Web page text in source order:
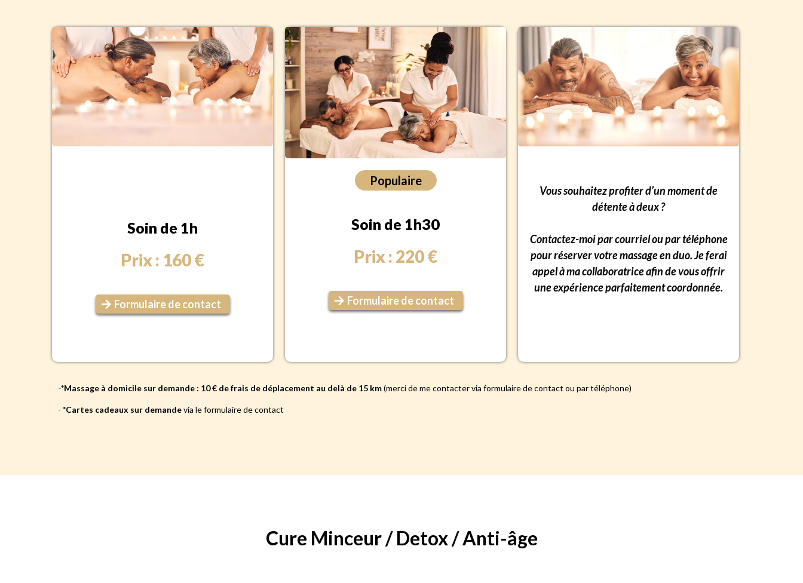
Soin de 1h
Prix : 160 €
Formulaire de contact
Populaire
Soin de 1h30
Prix : 220 €
Formulaire de contact
Vous souhaitez profiter d’un moment de
détente à deux ?
Contactez-moi par courriel ou par téléphone
pour réserver votre massage en duo. Je ferai
appel à ma collaboratrice afin de vous offrir
une expérience parfaitement coordonnée.
-*Massage à domicile sur demande : 10 € de frais de déplacement au delà de 15 km(merci de me contacter via formulaire de contact ou par téléphone)
- *Cartes cadeaux sur demandevia le formulaire de contact
Cure Minceur / Detox / Anti-âge